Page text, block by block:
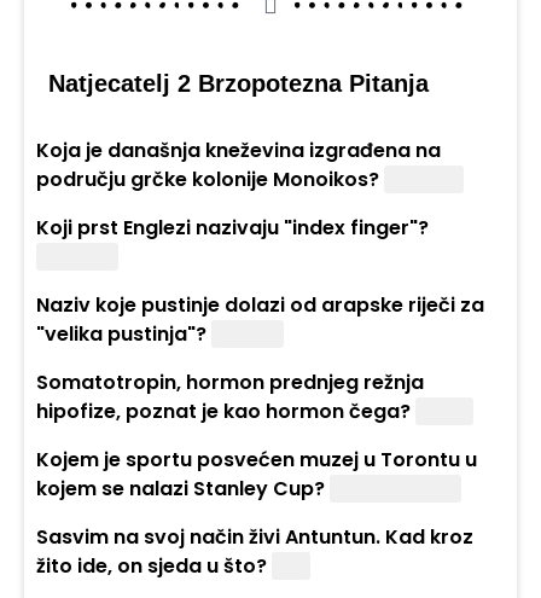
Natjecatelj 2 Brzopotezna Pitanja
Koja je današnja kneževina izgrađena na
području grčke kolonije Monoikos?
Koji prst Englezi nazivaju "index finger"?
Naziv koje pustinje dolazi od arapske riječi za
"velika pustinja"?
Somatotropin, hormon prednjeg režnja
hipofize, poznat je kao hormon čega?
Kojem je sportu posvećen muzej u Torontu u
kojem se nalazi Stanley Cup?
Sasvim na svoj način živi Antuntun. Kad kroz
žito ide, on sjeda u što?